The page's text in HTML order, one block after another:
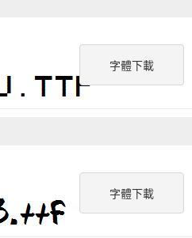
字體下載
字體下載